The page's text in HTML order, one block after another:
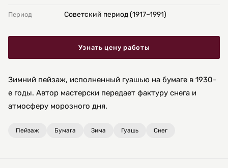
Период Советский период (1917–1991)
Узнать цену работы
Зимний пейзаж, исполненный гуашью на бумаге в 1930-
е годы. Автор мастерски передает фактуру снега и
атмосферу морозного дня.
Пейзаж Бумага Зима Гуашь Снег